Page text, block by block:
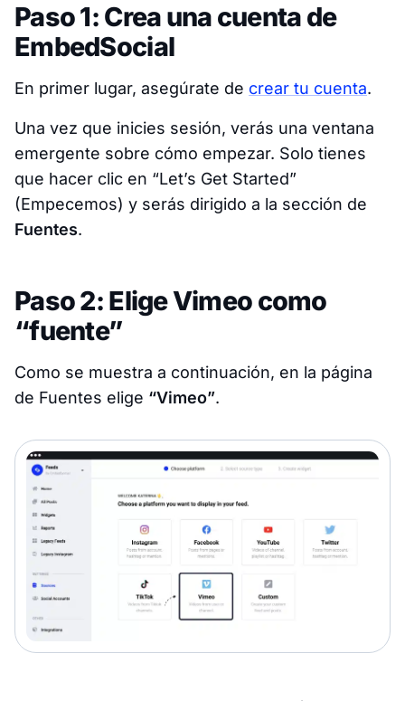
Paso 1: Crea una cuenta de
EmbedSocial
En primer lugar, asegúrate de crear tu cuenta.
Una vez que inicies sesión, verás una ventana
emergente sobre cómo empezar. Solo tienes
que hacer clic en “Let’s Get Started”
(Empecemos) y serás dirigido a la sección de
Fuentes.
Paso 2: Elige Vimeo como
“fuente”
Como se muestra a continuación, en la página
de Fuentes elige “Vimeo”.